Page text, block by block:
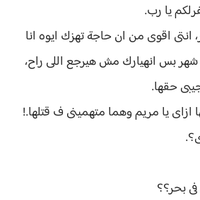
يا رب.
اقوى من ان حاجة تهزك ايوه انا
بس انهيارك مش هيرجع اللى راح،
حقها.
يا مريم وهما متهمينى ف قتلها.!
بحر؟؟